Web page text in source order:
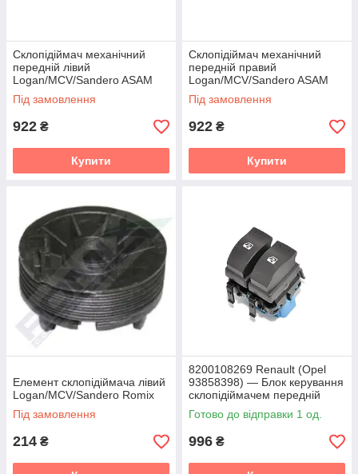
Склопідіймач механічний
передній лівий
Logan/MCV/Sandero ASAM
30821
Під замовлення
922 ₴
Купити
Склопідіймач механічний
передній правий
Logan/MCV/Sandero ASAM
30822
Під замовлення
922 ₴
Купити
Елемент склопідіймача лівий
Logan/MCV/Sandero Romix
Під замовлення
214 ₴
8200108269 Renault (Opel
93858398) — Блок керування
склопідіймачем передній
лівий на Logan / Duster /
Master
Готово до відправки 1 од.
996 ₴